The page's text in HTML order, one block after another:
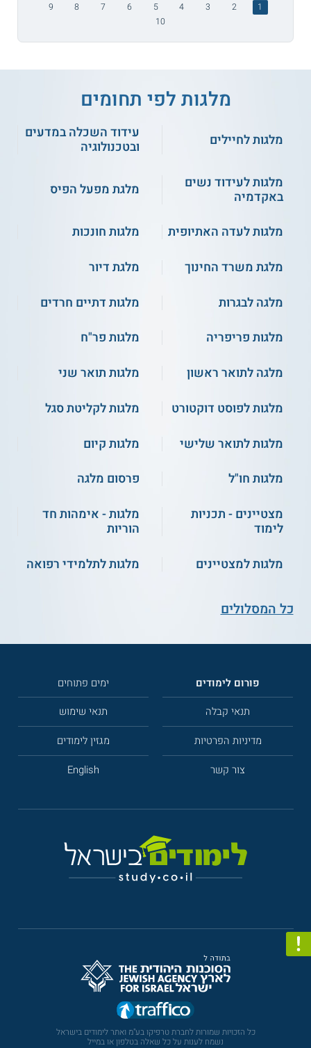
1
2
3
4
5
6
7
8
9
10
מלגות לפי תחומים
מלגות לחיילים
עידוד השכלה במדעים
ובטכנולוגיה
מלגות לעידוד נשים
באקדמיה
מלגת מפעל הפיס
מלגות לעדה האתיופית
מלגות חונכות
מלגת משרד החינוך
מלגת דיור
מלגה לבגרות
מלגות דתיים חרדים
מלגות פריפריה
מלגות פר"ח
מלגה לתואר ראשון
מלגות תואר שני
מלגות לפוסט דוקטורט
מלגות לקליטת סגל
מלגות לתואר שלישי
מלגות קיום
מלגות חו"ל
פרסום מלגה
מצטיינים - תכניות
לימוד
מלגות - אימהות חד
הוריות
מלגות למצטיינים
מלגות לתלמידי רפואה
כל המסלולים
פורום לימודים
ימים פתוחים
תנאי קבלה
תנאי שימוש
מדיניות הפרטיות
מגזין לימודים
צור קשר
English
כל הזכויות שמורות לחברת טרפיקו בע"מ ואתר לימודים בישראל
נשמח לענות על כל שאלה בטלפון או במייל